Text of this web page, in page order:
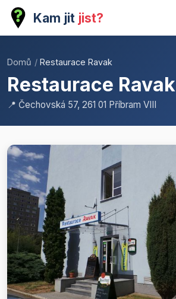
Kam jit jist?
Domů / Restaurace Ravak
Restaurace Ravak
📍 Čechovská 57, 261 01 Příbram VIII